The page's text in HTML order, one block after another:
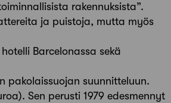
rakennuksista”.
ja puistoja, mutta myös
Barcelonassa sekä
pakolaissuojan suunnitteluun.
Sen perusti 1979 edesmennyt